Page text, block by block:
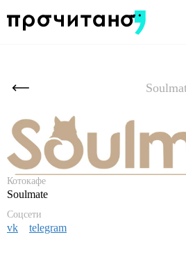
Котокафе
Soulmate
Соцсети
vk telegram